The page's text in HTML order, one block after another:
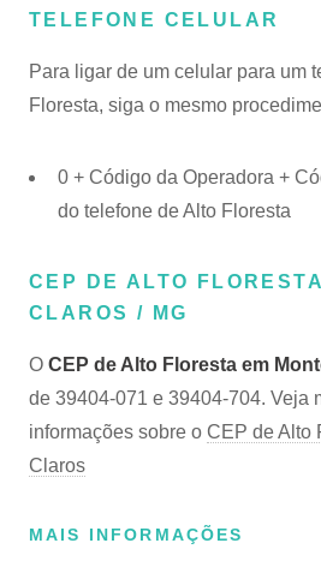
TELEFONE CELULAR
Para ligar de um celular para um
Floresta, siga o mesmo
0 + Código da Operadora +
do telefone de Alto Floresta
CEP DE ALTO
CLAROS / MG
O CEP de Alto Floresta em
de 39404-071 e 39404-704. Veja
informações sobre o CEP de Alto
Claros
MAIS INFORMAÇÕES